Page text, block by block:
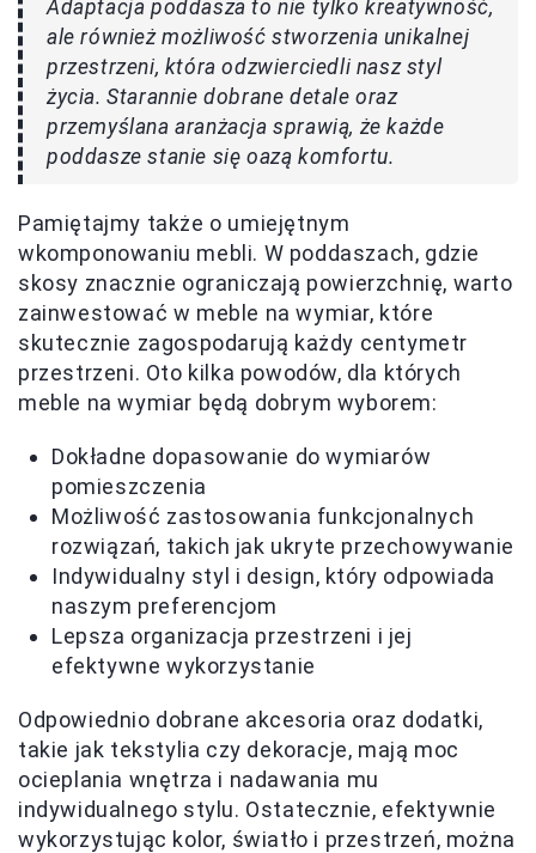
Adaptacja poddasza to nie tylko kreatywność,
ale również możliwość stworzenia unikalnej
przestrzeni, która odzwierciedli nasz styl
życia. Starannie dobrane detale oraz
przemyślana aranżacja sprawią, że każde
poddasze stanie się oazą komfortu.
Pamiętajmy także o umiejętnym
wkomponowaniu mebli. W poddaszach, gdzie
skosy znacznie ograniczają powierzchnię, warto
zainwestować w meble na wymiar, które
skutecznie zagospodarują każdy centymetr
przestrzeni. Oto kilka powodów, dla których
meble na wymiar będą dobrym wyborem:
Dokładne dopasowanie do wymiarów
pomieszczenia
Możliwość zastosowania funkcjonalnych
rozwiązań, takich jak ukryte przechowywanie
Indywidualny styl i design, który odpowiada
naszym preferencjom
Lepsza organizacja przestrzeni i jej
efektywne wykorzystanie
Odpowiednio dobrane akcesoria oraz dodatki,
takie jak tekstylia czy dekoracje, mają moc
ocieplania wnętrza i nadawania mu
indywidualnego stylu. Ostatecznie, efektywnie
wykorzystując kolor, światło i przestrzeń, można